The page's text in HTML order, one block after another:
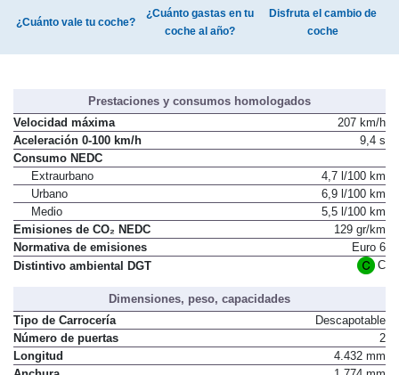
¿Cuánto vale tu coche?
¿Cuánto gastas en tu
coche al año?
Disfruta el cambio de
coche
Prestaciones y consumos homologados
Velocidad máxima
207 km/h
Aceleración 0-100 km/h
9,4 s
Consumo NEDC
Extraurbano
4,7 l/100 km
Urbano
6,9 l/100 km
Medio
5,5 l/100 km
Emisiones de CO₂ NEDC
129 gr/km
Normativa de emisiones
Euro 6
Distintivo ambiental DGT
C
Dimensiones, peso, capacidades
Tipo de Carrocería
Descapotable
Número de puertas
2
Longitud
4.432 mm